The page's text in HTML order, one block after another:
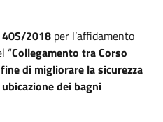
40S/2018 per l’affidamento
“Collegamento tra Corso
di migliorare la sicurezza
dei bagni